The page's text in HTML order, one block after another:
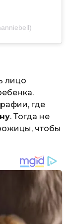
лицо
где
. Тогда не
чтобы